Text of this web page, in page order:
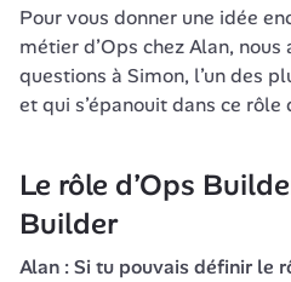
Pour vous donner une idée
métier d’Ops chez Alan,
questions à Simon, l’un des
et qui s’épanouit dans ce rôle
Le rôle d’Ops
Builder
Alan : Si tu pouvais définir le